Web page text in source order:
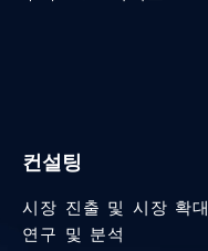
컨설팅
시장 진출 및 시장 확대
연구 및 분석